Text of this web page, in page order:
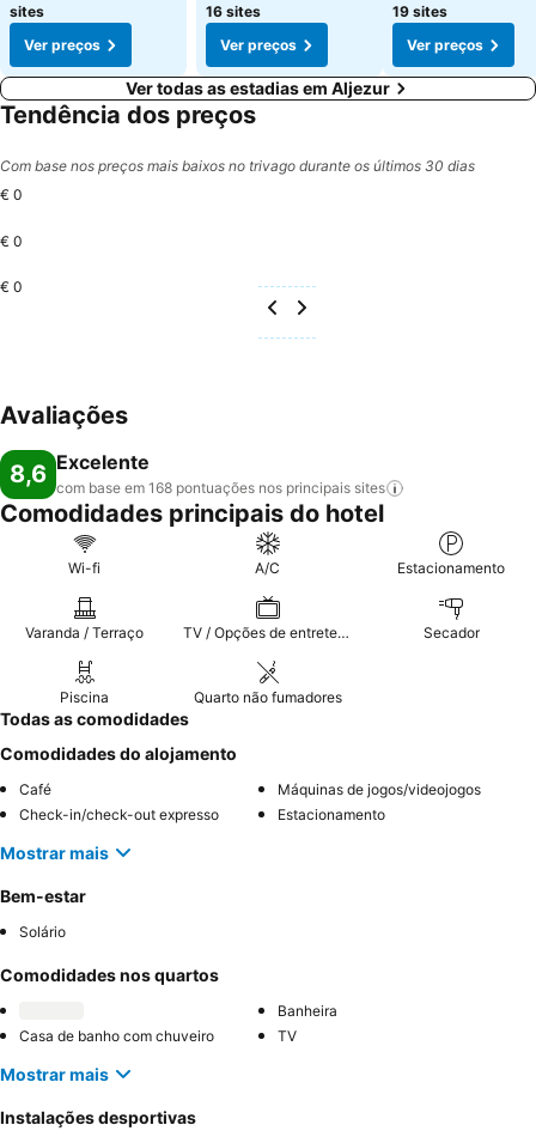
sites
Ver preços
16 sites
Ver preços
19 sites
Ver preços
Ver todas as estadias em Aljezur
Tendência dos preços
Com base nos preços mais baixos no trivago durante os últimos 30 dias
€ 0
€ 0
€ 0
Avaliações
8,6 Excelente
com base em 168 pontuações nos principais sites
Comodidades principais do hotel
Wi-fi A/C Estacionamento
Varanda / Terraço TV / Opções de entretenimento Secador
Piscina Quarto não fumadores
Todas as comodidades
Comodidades do alojamento
Café
Máquinas de jogos/videojogos
Check-in/check-out expresso
Estacionamento
Mostrar mais
Bem-estar
Solário
Comodidades nos quartos
Banheira
Casa de banho com chuveiro
TV
Mostrar mais
Instalações desportivas